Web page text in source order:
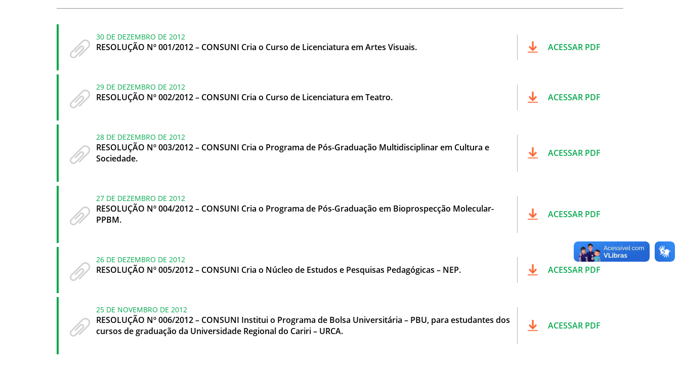
30 DE DEZEMBRO DE 2012
RESOLUÇÃO Nº 001/2012 – CONSUNI Cria o Curso de Licenciatura em Artes Visuais. ACESSAR PDF
29 DE DEZEMBRO DE 2012
RESOLUÇÃO Nº 002/2012 – CONSUNI Cria o Curso de Licenciatura em Teatro. ACESSAR PDF
28 DE DEZEMBRO DE 2012
RESOLUÇÃO Nº 003/2012 – CONSUNI Cria o Programa de Pós-Graduação Multidisciplinar em Cultura e
Sociedade.
ACESSAR PDF
27 DE DEZEMBRO DE 2012
RESOLUÇÃO Nº 004/2012 – CONSUNI Cria o Programa de Pós-Graduação em Bioprospecção Molecular-
PPBM.
ACESSAR PDF
26 DE DEZEMBRO DE 2012
RESOLUÇÃO Nº 005/2012 – CONSUNI Cria o Núcleo de Estudos e Pesquisas Pedagógicas – NEP. ACESSAR PDF
25 DE NOVEMBRO DE 2012
RESOLUÇÃO Nº 006/2012 – CONSUNI Institui o Programa de Bolsa Universitária – PBU, para estudantes dos
cursos de graduação da Universidade Regional do Cariri – URCA.
ACESSAR PDF